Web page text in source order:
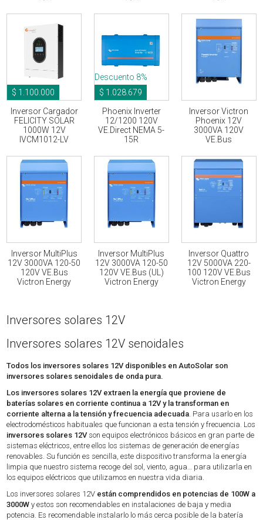
$ 1.100.000
Inversor Cargador
FELICITY SOLAR
1000W 12V
IVCM1012-LV
$ 1.028.679
Descuento 8%
Phoenix Inverter
12/1200 120V
VE.Direct NEMA 5-
15R
Inversor Victron
Phoenix 12V
3000VA 120V
VE.Bus
Inversor MultiPlus
12V 3000VA 120-50
120V VE.Bus
Victron Energy
Inversor MultiPlus
12V 3000VA 120-50
120V VE.Bus (UL)
Victron Energy
Inversor Quattro
12V 5000VA 220-
100 120V VE.Bus
Victron Energy
Inversores solares 12V
Inversores solares 12V senoidales
Todos los inversores solares 12V disponibles en AutoSolar son
inversores solares senoidales de onda pura.
Los inversores solares 12V extraen la energía que proviene de
baterías solares en corriente continua a 12V y la transforman en
corriente alterna a la tensión y frecuencia adecuada . Para usarlo en los
electrodomésticos habituales que funcionan a esta tensión y frecuencia. Los
inversores solares 12Vson equipos electrónicos básicos en gran parte de
sistemas eléctricos, entre ellos los sistemas de generación de energías
renovables. Su función es sencilla, este dispositivo transforma la energía
limpia que nuestro sistema recoge del sol, viento, agua… para utilizarla en
los equipos eléctricos que utilizamos en nuestra vida diaria.
Los inversores solares 12V están comprendidos en potencias de 100W a
3000W y estos son recomendables en instalaciones de baja y media
potencia. Es recomendable instalarlo lo más cerca posible de la batería